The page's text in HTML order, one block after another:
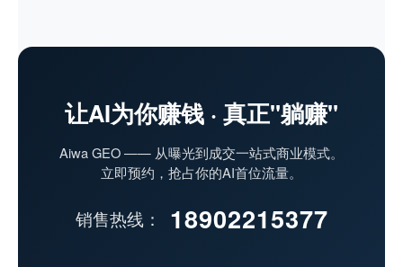
让AI为你赚钱 · 真正"躺赚"
Aiwa GEO —— 从曝光到成交一站式商业模式。
立即预约，抢占你的AI首位流量。
销售热线： 18902215377